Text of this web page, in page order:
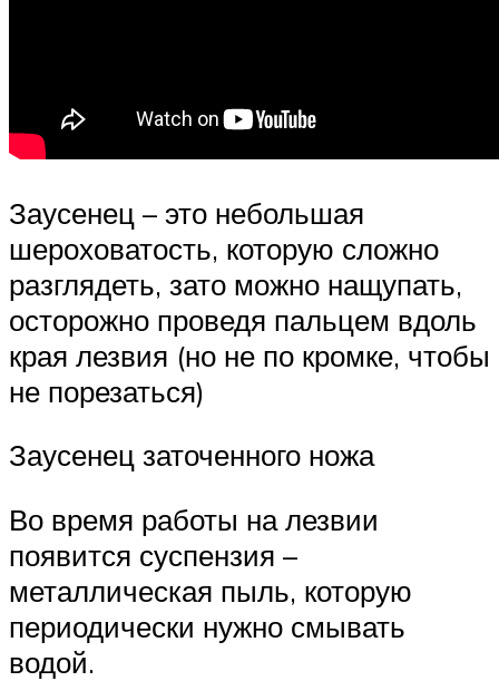
Заусенец – это небольшая
шероховатость, которую сложно
разглядеть, зато можно нащупать,
осторожно проведя пальцем вдоль
края лезвия (но не по кромке, чтобы
не порезаться)
Заусенец заточенного ножа
Во время работы на лезвии
появится суспензия –
металлическая пыль, которую
периодически нужно смывать
водой.